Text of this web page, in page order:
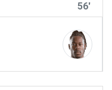
56'